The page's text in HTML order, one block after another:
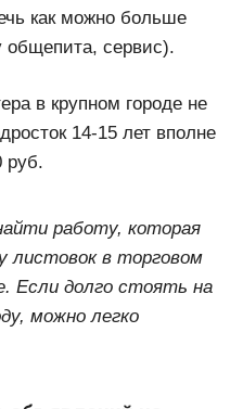
как можно больше
общепита, сервис).
в крупном городе не
14-15 лет вполне
руб.
работу, которая
листовок в торговом
Если долго стоять на
можно легко